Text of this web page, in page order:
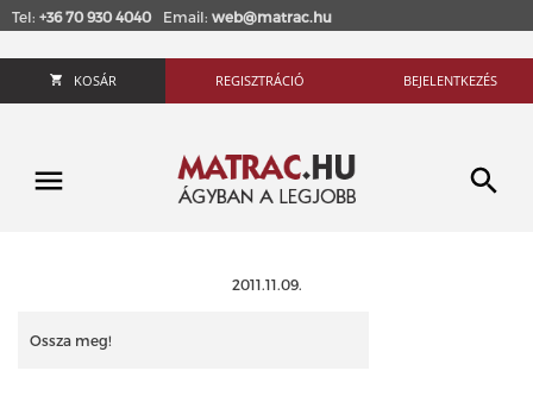
Tel: +36 70 930 4040 Email: web@matrac.hu
KOSÁR REGISZTRÁCIÓ BEJELENTKEZÉS
2011.11.09.
Ossza meg!